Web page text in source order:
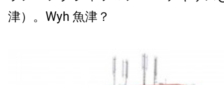
津）。Wyh 魚津？